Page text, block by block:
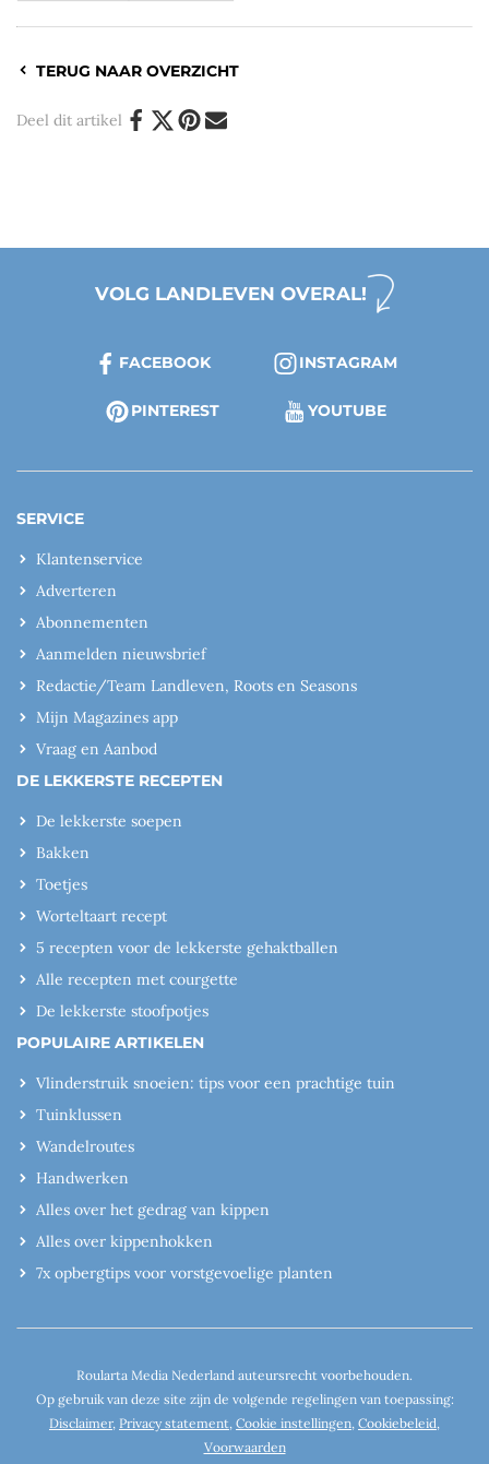
TERUG NAAR OVERZICHT
Deel dit artikel
VOLG LANDLEVEN OVERAL!
FACEBOOK INSTAGRAM
PINTEREST YOUTUBE
SERVICE
Klantenservice
Adverteren
Abonnementen
Aanmelden nieuwsbrief
Redactie/Team Landleven, Roots en Seasons
Mijn Magazines app
Vraag en Aanbod
DE LEKKERSTE RECEPTEN
De lekkerste soepen
Bakken
Toetjes
Worteltaart recept
5 recepten voor de lekkerste gehaktballen
Alle recepten met courgette
De lekkerste stoofpotjes
POPULAIRE ARTIKELEN
Vlinderstruik snoeien: tips voor een prachtige tuin
Tuinklussen
Wandelroutes
Handwerken
Alles over het gedrag van kippen
Alles over kippenhokken
7x opbergtips voor vorstgevoelige planten
Roularta Media Nederland auteursrecht voorbehouden.
Op gebruik van deze site zijn de volgende regelingen van toepassing:
Disclaimer, Privacy statement, Cookie instellingen, Cookiebeleid,
Voorwaarden